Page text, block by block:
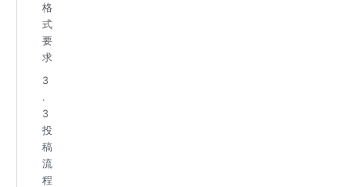
格
式
要
求
3
.
3
投
稿
流
程